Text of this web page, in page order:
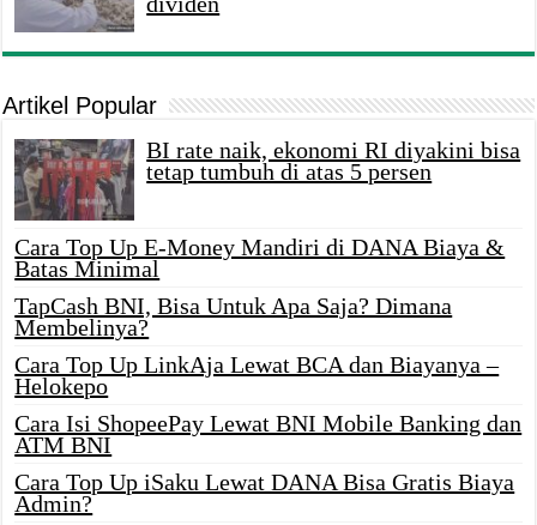
Artikel Popular
BI rate naik, ekonomi RI diyakini bisa
tetap tumbuh di atas 5 persen
Cara Top Up E-Money Mandiri di DANA Biaya &
Batas Minimal
TapCash BNI, Bisa Untuk Apa Saja? Dimana
Membelinya?
Cara Top Up LinkAja Lewat BCA dan Biayanya –
Helokepo
Cara Isi ShopeePay Lewat BNI Mobile Banking dan
ATM BNI
Cara Top Up iSaku Lewat DANA Bisa Gratis Biaya
Admin?